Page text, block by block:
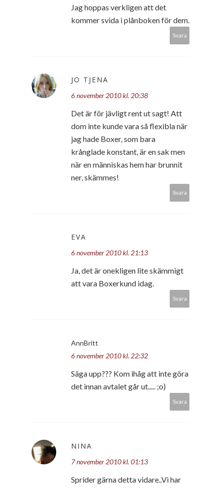
Jag hoppas verkligen att det
kommer svida i plånboken för dem.
Svara
JO TJENA
6 november 2010 kl. 20:38
Det är för jävligt rent ut sagt! Att
dom inte kunde vara så flexibla när
jag hade Boxer, som bara
krånglade konstant, är en sak men
när en människas hem har brunnit
ner, skämmes!
Svara
EVA
6 november 2010 kl. 21:13
Ja, det är onekligen lite skämmigt
att vara Boxerkund idag.
Svara
AnnBritt
6 november 2010 kl. 22:32
Säga upp??? Kom ihåg att inte göra
det innan avtalet går ut..... ;o)
Svara
NINA
7 november 2010 kl. 01:13
Sprider gärna detta vidare..Vi har